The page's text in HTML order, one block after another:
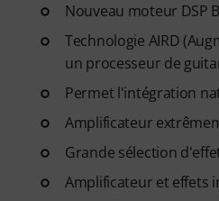
Nouveau moteur DSP
Technologie AIRD
un processeur de
Permet l'intégration
Amplificateur
Grande sélection
Amplificateur et effets